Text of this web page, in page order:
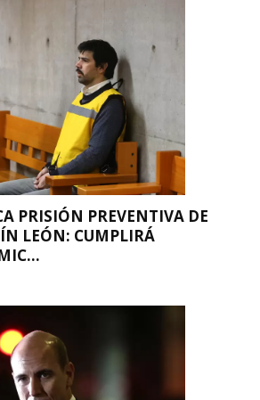
PRISIÓN PREVENTIVA DE
LEÓN: CUMPLIRÁ